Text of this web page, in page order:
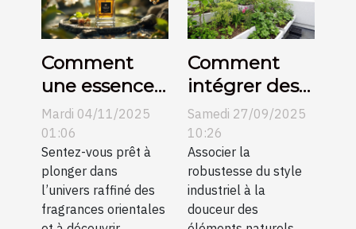
Comment
une essence
orientale
peut définir
l'élégance
moderne ?
Mardi 04/11/2025
01:06
Sentez-vous prêt à
plonger dans
l’univers raffiné des
fragrances orientales
Comment
intégrer des
éléments
naturels dans
un décor
industriel ?
Samedi 27/09/2025
10:26
Associer la
robustesse du style
industriel à la
douceur des